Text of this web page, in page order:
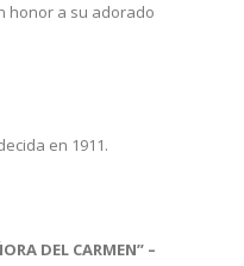
a su adorado
en 1911.
DEL CARMEN” –